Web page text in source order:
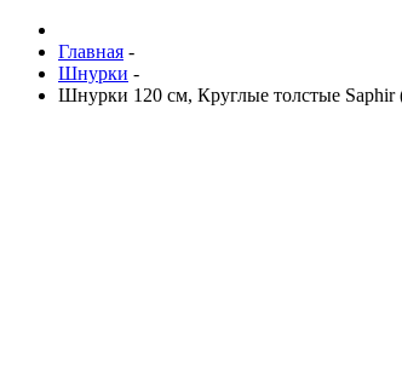
Главная -
Шнурки -
Шнурки 120 см, Круглые толстые Saphir